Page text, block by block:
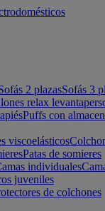
2 plazasSofás 3
relax
Puffs con
viscoelásticos
Patas de somieres
individuales
juveniles
de colchones